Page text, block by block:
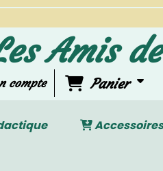
Amis
compte Panier